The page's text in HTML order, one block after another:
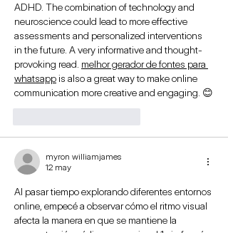
ADHD. The combination of technology and
neuroscience could lead to more effective
assessments and personalized interventions
in the future. A very informative and thought-
provoking read. melhor gerador de fontes para
whatsapp is also a great way to make online
communication more creative and engaging. 😊
myron williamjames
12 may
Al pasar tiempo explorando diferentes entornos
online, empecé a observar cómo el ritmo visual
afecta la manera en que se mantiene la